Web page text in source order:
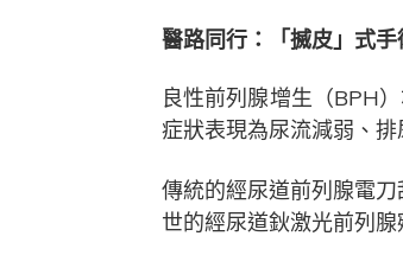
醫路同行：「搣皮」式手
良性前列腺增生（BPH
症狀表現為尿流減弱、
傳統的經尿道前列腺電
世的經尿道鈥激光前列